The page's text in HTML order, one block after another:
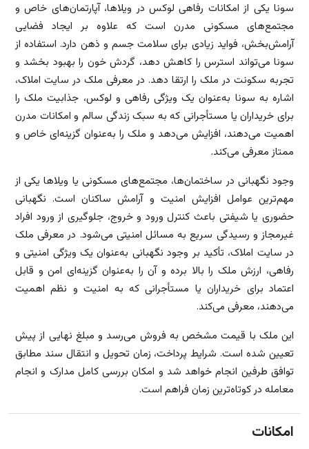
سونا یکی از امکانات رفاهی لوکس در ویلاها، آپارتمان‌های خاص و
مجتمع‌های مسکونی مدرن است که علاوه بر ایجاد فضایی
آرامش‌بخش، فواید زیادی برای سلامت جسم و ذهن دارد. استفاده از
سونا می‌تواند استرس را کاهش دهد، گردش خون را بهبود بخشد و
تجربه سکونت در ملک را ارتقا دهد. در معرفی ملک در سایت املاک،
اشاره به سونا به‌عنوان یک ویژگی رفاهی و لوکس، جذابیت ملک را
برای خریداران یا مستأجرانی که به سبک زندگی سالم و امکانات مدرن
اهمیت می‌دهند، افزایش می‌دهد و ملک را به‌عنوان گزینه‌ای خاص و
ممتاز معرفی می‌کند.
وجود نگهبانی در ساختمان‌ها، مجتمع‌های مسکونی یا ویلاها یکی از
مهم‌ترین عوامل افزایش امنیت و آرامش ساکنان است. نگهبانی
حضوری یا شیفتی باعث کنترل ورود و خروج، جلوگیری از ورود افراد
غیرمجاز و رسیدگی سریع به مسائل امنیتی می‌شود. در معرفی ملک
در سایت املاک، تأکید بر وجود نگهبانی به‌عنوان یک ویژگی امنیتی و
رفاهی، ارزش ملک را بالا برده و آن را به‌عنوان گزینه‌ای امن و قابل
اعتماد برای خریداران یا مستأجرانی که به امنیت و نظم اهمیت
می‌دهند، معرفی می‌کند.
این ملک با قیمت مشخص به فروش می‌رسد و مبلغ نهایی از پیش
تعیین شده است. شرایط پرداخت، زمان تحویل و انتقال سند مطابق
توافق طرفین انجام خواهد شد و امکان بررسی کامل مدارک و انجام
معامله در کوتاه‌ترین زمان فراهم است.
امکانات